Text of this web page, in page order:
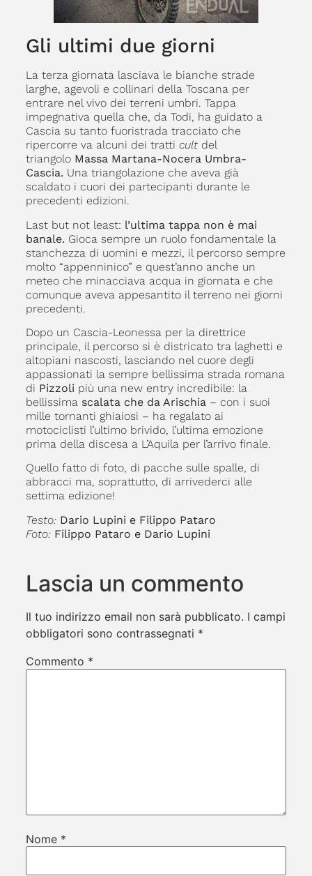
Gli ultimi due giorni
La terza giornata lasciava le bianche strade
larghe, agevoli e collinari della Toscana per
entrare nel vivo dei terreni umbri. Tappa
impegnativa quella che, da Todi, ha guidato a
Cascia su tanto fuoristrada tracciato che
ripercorre va alcuni dei tratti cultdel
triangolo Massa Martana-Nocera Umbra-
Cascia. Una triangolazione che aveva già
scaldato i cuori dei partecipanti durante le
precedenti edizioni.
Last but not least: l’ultima tappa non è mai
banale. Gioca sempre un ruolo fondamentale la
stanchezza di uomini e mezzi, il percorso sempre
molto “appenninico” e quest’anno anche un
meteo che minacciava acqua in giornata e che
comunque aveva appesantito il terreno nei giorni
precedenti.
Dopo un Cascia-Leonessa per la direttrice
principale, il percorso si è districato tra laghetti e
altopiani nascosti, lasciando nel cuore degli
appassionati la sempre bellissima strada romana
di Pizzoli più una new entry incredibile: la
bellissima scalata che da Arischia – con i suoi
mille tornanti ghiaiosi – ha regalato ai
motociclisti l’ultimo brivido, l’ultima emozione
prima della discesa a L’Aquila per l’arrivo finale.
Quello fatto di foto, di pacche sulle spalle, di
abbracci ma, soprattutto, di arrivederci alle
settima edizione!
Testo: Dario Lupini e Filippo Pataro
Foto: Filippo Pataro e Dario Lupini
Lascia un commento
Il tuo indirizzo email non sarà pubblicato. I campi
obbligatori sono contrassegnati *
Commento *
Nome *